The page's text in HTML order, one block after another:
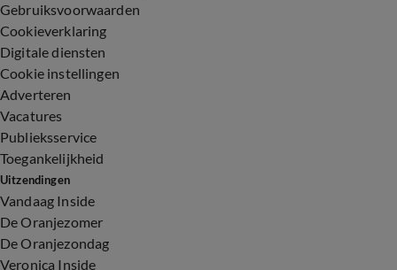
Gebruiksvoorwaarden
Cookieverklaring
Digitale diensten
Cookie instellingen
Adverteren
Vacatures
Publieksservice
Toegankelijkheid
Uitzendingen
Vandaag Inside
De Oranjezomer
De Oranjezondag
Veronica Inside